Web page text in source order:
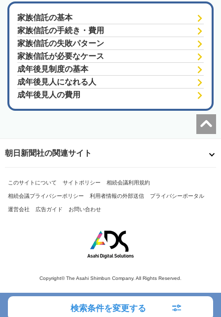
家族信託の基本
家族信託の手続き・費用
家族信託の失敗パターン
家族信託が必要なケース
成年後見制度の基本
成年後見人になれる人
成年後見人の費用
検索条件を変更する
朝日新聞社の関連サイト
このサイトについて サイトポリシー 相続会議利用規約
相続会議プライバシーポリシー 利用者情報の外部送信 プライバシーポータル
運営会社 広告ガイド お問い合わせ
Copyright© The Asahi Shimbun Company. All Rights Reserved.